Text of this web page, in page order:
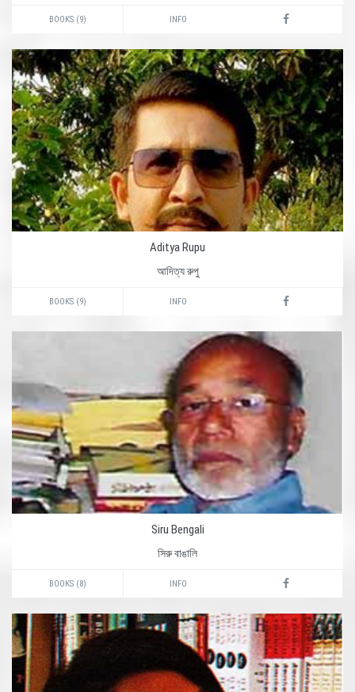
BOOKS (9) INFO
Aditya Rupu
আদিত্য রুপু
BOOKS (9) INFO
Siru Bengali
সিরু বাঙালি
BOOKS (8) INFO